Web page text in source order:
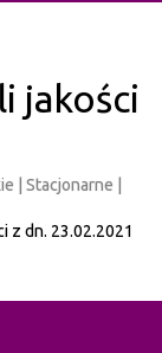
jakości
| Stacjonarne |
z dn. 23.02.2021